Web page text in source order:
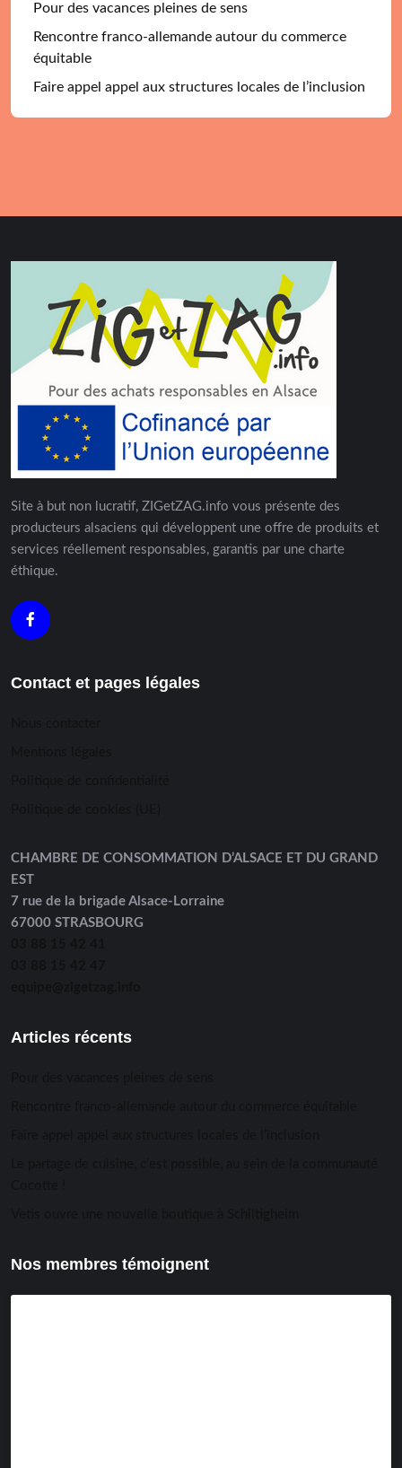
Pour des vacances pleines de sens
Rencontre franco-allemande autour du commerce
équitable
Faire appel appel aux structures locales de l’inclusion
Site à but non lucratif, ZIGetZAG.info vous présente des
producteurs alsaciens qui développent une offre de produits et
services réellement responsables, garantis par une charte
éthique.
Contact et pages légales
CHAMBRE DE CONSOMMATION D’ALSACE ET DU GRAND
EST
7 rue de la brigade Alsace-Lorraine
67000 STRASBOURG
Articles récents
Nos membres témoignent